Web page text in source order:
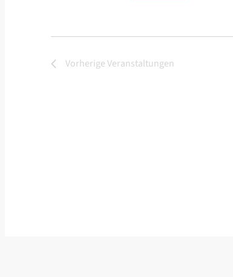
VorherigeVeranstaltungen